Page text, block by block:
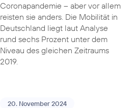
Coronapandemie – aber vor allem
reisten sie anders. Die Mobilität in
Deutschland liegt laut Analyse
rund sechs Prozent unter dem
Niveau des gleichen Zeitraums
2019.
20. November 2024